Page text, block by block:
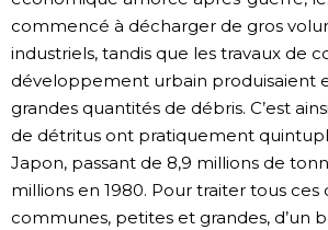
commencé à décharger de gros
industriels, tandis que les travaux de
développement urbain produisaient
grandes quantités de débris. C’est
de détritus ont pratiquement
Japon, passant de 8,9 millions de
millions en 1980. Pour traiter tous ces
communes, petites et grandes, d’un